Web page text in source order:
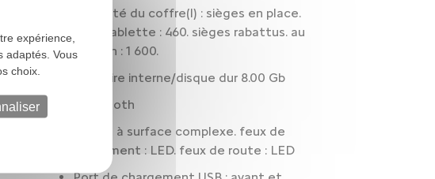
3
Capacité du coffre(l) : sièges en place.
sous tablette : 460. sièges rabattus. au
pavillon : 1 600.
Mémoire interne/disque dur 8.00 Gb
Bluetooth
Phares à surface complexe. feux de
croisement : LED. feux de route : LED
expérience,
adaptés. Vous
choix.